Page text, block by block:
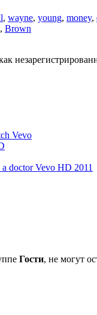
, wayne, young, money,
, Brown
Vevo
doctor Vevo HD 2011
Гости, не могут